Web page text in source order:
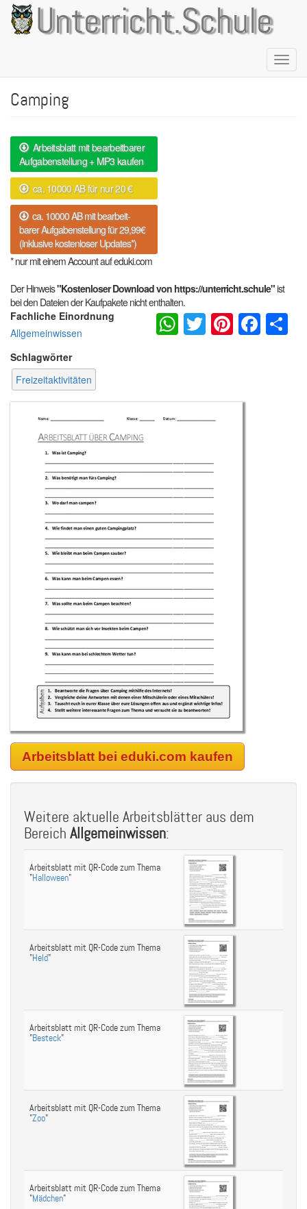
Direkt
zum
Inhalt
Unterricht.Schule
Camping
Arbeitsblatt mit bearbeitbarer
Aufgabenstellung + MP3 kaufen
ca. 10000 AB für nur 20 €
ca. 10000 AB mit bearbeit-
barer Aufgabenstellung für 29,99€
(inklusive kostenloser Updates*)
* nur mit einem Account auf eduki.com
Der Hinweis"Kostenloser Download von https://unterricht.schule"ist
bei den Dateien der Kaufpakete nicht enthalten.
Fachliche Einordnung
Allgemeinwissen
Schlagwörter
Freizeitaktivitäten
WhatsApp
Twitter
Arbeitsblatt bei eduki.com kaufen
Weitere aktuelle Arbeitsblätter aus dem
Bereich Allgemeinwissen:
Arbeitsblatt mit QR-Code zum Thema
"Halloween"
Arbeitsblatt mit QR-Code zum Thema
"Held"
Arbeitsblatt mit QR-Code zum Thema
"Besteck"
Arbeitsblatt mit QR-Code zum Thema
"Zoo"
Arbeitsblatt mit QR-Code zum Thema
"Mädchen"